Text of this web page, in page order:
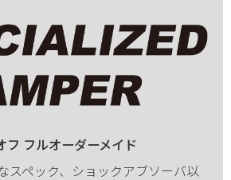
フ フルオーダーメイド
スペック、ショックアブソーバ以